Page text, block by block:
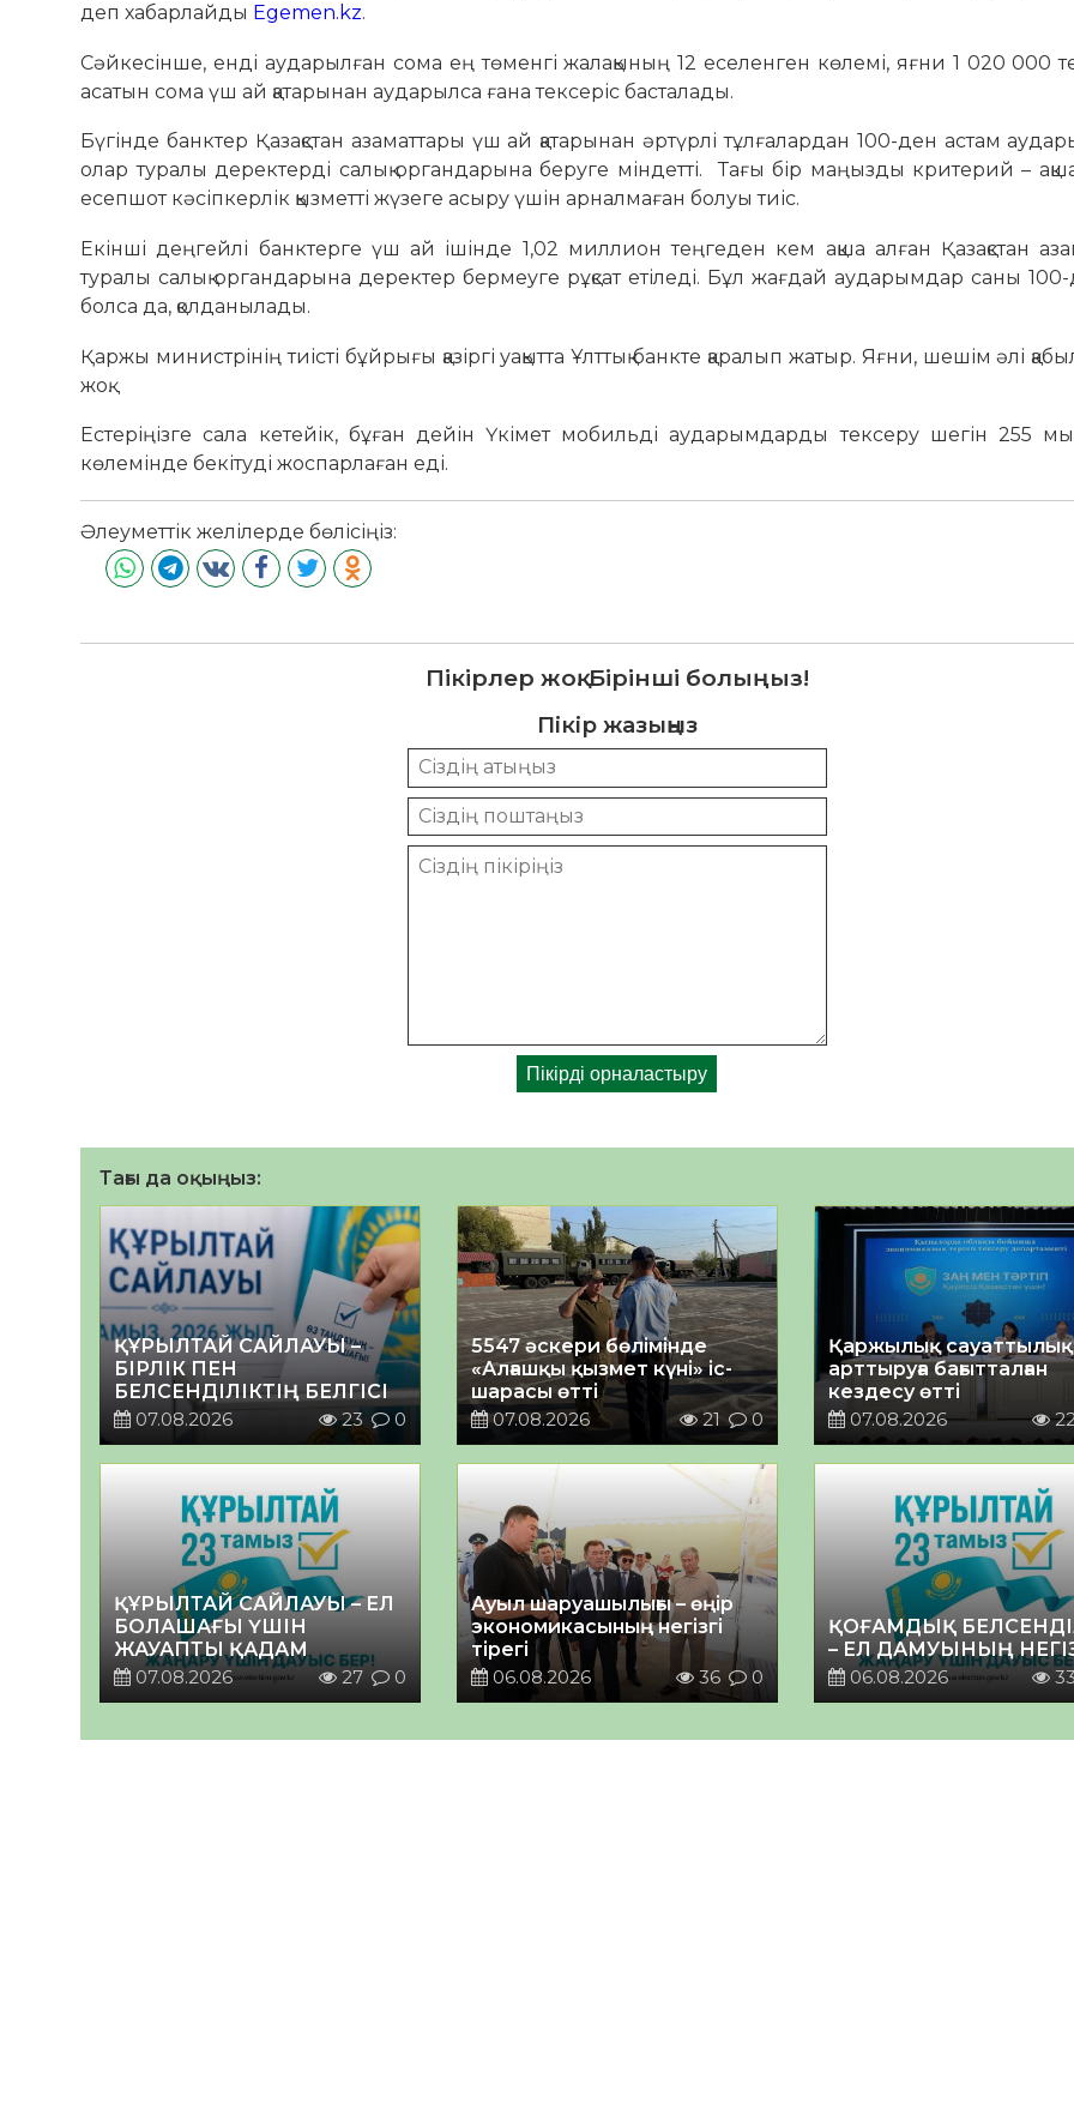
деп хабарлайды Egemen.kz.
Сәйкесінше, енді аударылған сома ең төменгі жалақының 12 еселенген көлемі, яғни 1 020 000
асатын сома үш ай қатарынан аударылса ғана тексеріс басталады.
Бүгінде банктер Қазақстан азаматтары үш ай қатарынан әртүрлі тұлғалардан 100-ден астам
олар туралы деректерді салық органдарына беруге міндетті. Тағы бір маңызды критерий –
есепшот кәсіпкерлік қызметті жүзеге асыру үшін арналмаған болуы тиіс.
Екінші деңгейлі банктерге үш ай ішінде 1,02 миллион теңгеден кем ақша алған Қазақстан
туралы салық органдарына деректер бермеуге рұқсат етіледі. Бұл жағдай аударымдар саны
болса да, қолданылады.
Қаржы министрінің тиісті бұйрығы қазіргі уақытта Ұлттық банкте қаралып жатыр. Яғни, шешім әлі
жоқ.
Естеріңізге сала кетейік, бұған дейін Үкімет мобильді аударымдарды тексеру шегін 255
көлемінде бекітуді жоспарлаған еді.
Әлеуметтік желілерде бөлісіңіз:
Пікірлер жоқ. Бірінші болыңыз!
Пікір жазыңыз
Тағы да оқыңыз:
ҚҰРЫЛТАЙ САЙЛАУЫ –
БІРЛІК ПЕН
БЕЛСЕНДІЛІКТІҢ БЕЛГІСІ
07.08.2026
23 0
5547 әскери бөлімінде
«Алғашқы қызмет күні» іс-
шарасы өтті
07.08.2026
21 0
Қаржылық
арттыруға бағытталған
кездесу өтті
07.08.2026
ҚҰРЫЛТАЙ САЙЛАУЫ – ЕЛ
БОЛАШАҒЫ ҮШІН
ЖАУАПТЫ ҚАДАМ
07.08.2026
27 0
Ауыл шаруашылығы – өңір
экономикасының негізгі
тірегі
06.08.2026
36 0
ҚОҒАМДЫҚ
– ЕЛ ДАМУЫНЫҢ
06.08.2026
33